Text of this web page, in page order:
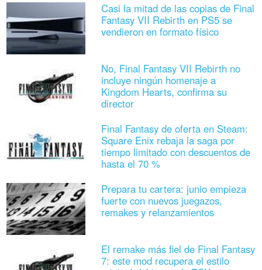
Casi la mitad de las copias de Final
Fantasy VII Rebirth en PS5 se
vendieron en formato físico
No, Final Fantasy VII Rebirth no
incluye ningún homenaje a
Kingdom Hearts, confirma su
director
Final Fantasy de oferta en Steam:
Square Enix rebaja la saga por
tiempo limitado con descuentos de
hasta el 70 %
Prepara tu cartera: junio empieza
fuerte con nuevos juegazos,
remakes y relanzamientos
El remake más fiel de Final Fantasy
7: este mod recupera el estilo